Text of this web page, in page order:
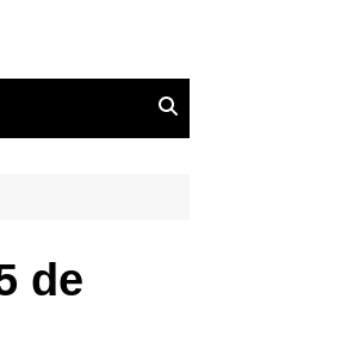
de